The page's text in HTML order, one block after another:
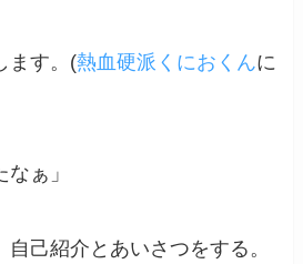
ます。(熱血硬派くにおくんに
なぁ」
己紹介とあいさつをする。